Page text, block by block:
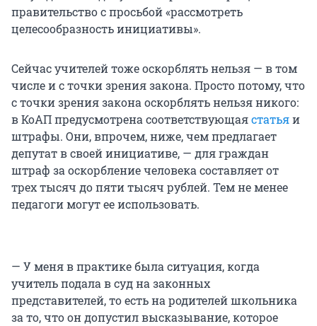
правительство с просьбой «рассмотреть
целесообразность инициативы».
Сейчас учителей тоже оскорблять нельзя — в том
числе и с точки зрения закона. Просто потому, что
с точки зрения закона оскорблять нельзя никого:
в КоАП предусмотрена соответствующаястатьяи
штрафы. Они, впрочем, ниже, чем предлагает
депутат в своей инициативе, — для граждан
штраф за оскорбление человека составляет от
трех тысяч до пяти тысяч рублей. Тем не менее
педагоги могут ее использовать.
— У меня в практике была ситуация, когда
учитель подала в суд на законных
представителей, то есть на родителей школьника
за то, что он допустил высказывание, которое